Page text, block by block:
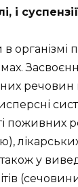
і
в організмі
речовин
поживних
у